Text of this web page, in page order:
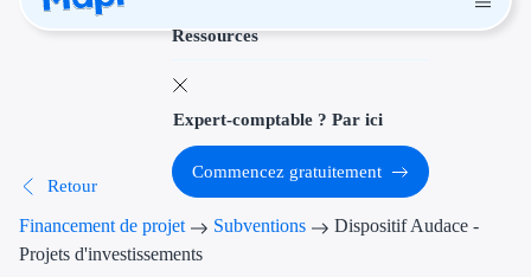
Ressources Aides
Thématiques
Financement
Expert-comptable ? Par ici
Commencez gratuitement
Retour
Financement de projet Subventions
Dispositif Audace -
Projets d'investissements